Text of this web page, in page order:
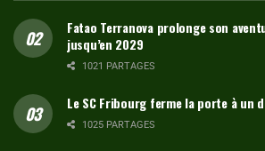
Fatao Terranova prolonge son
jusqu’en 2029
1021 PARTAGES
Le SC Fribourg ferme la porte à un
1025 PARTAGES